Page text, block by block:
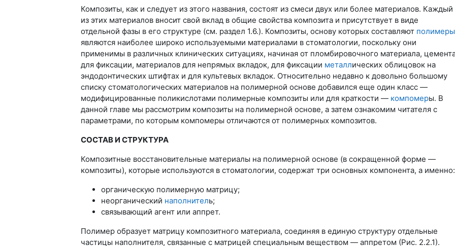
Композиты, как и следует из этого названия, состоят из смеси двух или более материалов. Каждый
из этих материалов вносит свой вклад в общие свойства композита и присутствует в виде
отдельной фазы в его структуре (см. раздел 1.6.). Композиты, основу которых составляют полимеры
являются наиболее широко используемыми материалами в стоматологии, поскольку они
применимы в различных клинических ситуациях, начиная от пломбировочного материала,
для фиксации, материалов для непрямых вкладок, для фиксации металлических облицовок на
эндодонтических штифтах и для культевых вкладок. Относительно недавно к довольно большому
списку стоматологических материалов на полимерной основе добавился еще один класс —
модифицированные поликислотами полимерные композиты или для краткости — компомеры. В
данной главе мы рассмотрим композиты на полимерной основе, а затем ознакомим читателя с
параметрами, по которым компомеры отличаются от полимерных композитов.
СОСТАВ И СТРУКТУРА
Композитные восстановительные материалы на полимерной основе (в сокращенной форме —
композиты), которые используются в стоматологии, содержат три основных компонента, а именно:
органическую полимерную матрицу;
неорганический наполнитель;
связывающий агент или аппрет.
Полимер образует матрицу композитного материала, соединяя в единую структуру отдельные
частицы наполнителя, связанные с матрицей специальным веществом — аппретом (Рис. 2.2.1).